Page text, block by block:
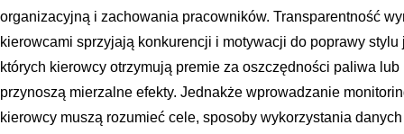
organizacyjną i zachowania pracowników. Transparentność
kierowcami sprzyjają konkurencji i motywacji do poprawy
których kierowcy otrzymują premie za oszczędności paliwa
przynoszą mierzalne efekty. Jednakże wprowadzanie
kierowcy muszą rozumieć cele, sposoby wykorzystania